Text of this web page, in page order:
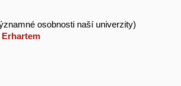
osobnosti naší univerzity)